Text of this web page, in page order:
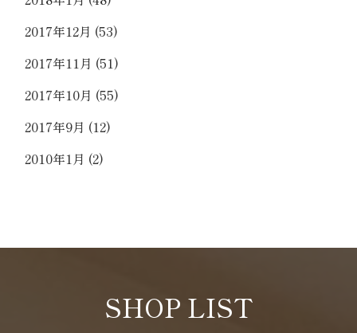
2017年12月 (53)
2017年11月 (51)
2017年10月 (55)
2017年9月 (12)
2010年1月 (2)
SHOP LIST